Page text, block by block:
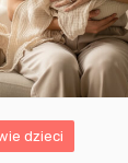
dzieci